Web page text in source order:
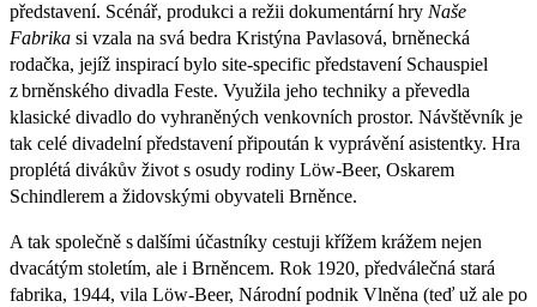
představení. Scénář, produkci a režii dokumentární hry Naše
Fabrika si vzala na svá bedra Kristýna Pavlasová, brněnecká
rodačka, jejíž inspirací bylo site-specific představení Schauspiel
z brněnského divadla Feste. Využila jeho techniky a převedla
klasické divadlo do vyhraněných venkovních prostor. Návštěvník je
tak celé divadelní představení připoután k vyprávění asistentky. Hra
proplétá divákův život s osudy rodiny Löw-Beer, Oskarem
Schindlerem a židovskými obyvateli Brněnce.
A tak společně s dalšími účastníky cestuji křížem krážem nejen
dvacátým stoletím, ale i Brněncem. Rok 1920, předválečná stará
fabrika, 1944, vila Löw-Beer, Národní podnik Vlněna (teď už ale po